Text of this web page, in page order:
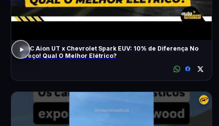
GAC Aion UT x Chevrolet Spark EUV: 10% de Diferença No
Preço! Qual O Melhor Elétrico?